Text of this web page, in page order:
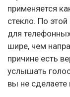
применяется
стекло. По
для
шире, чем
причине есть
услышать
вы не сделаете